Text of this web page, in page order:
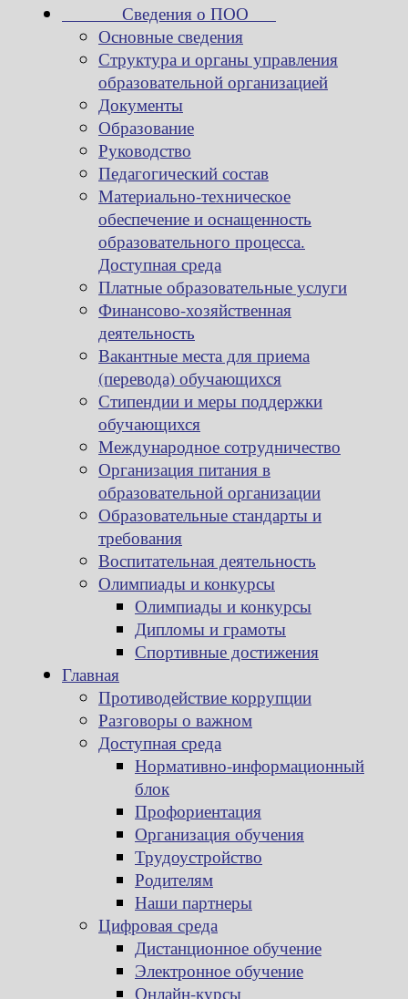
Сведения о ПОО
Основные сведения
Структура и органы управления
образовательной организацией
Документы
Образование
Руководство
Педагогический состав
Материально-техническое
обеспечение и оснащенность
образовательного процесса.
Доступная среда
Платные образовательные услуги
Финансово-хозяйственная
деятельность
Вакантные места для приема
(перевода) обучающихся
Стипендии и меры поддержки
обучающихся
Международное сотрудничество
Организация питания в
образовательной организации
Образовательные стандарты и
требования
Воспитательная деятельность
Олимпиады и конкурсы
Олимпиады и конкурсы
Дипломы и грамоты
Спортивные достижения
Главная
Противодействие коррупции
Разговоры о важном
Доступная среда
Нормативно-информационный
блок
Профориентация
Организация обучения
Трудоустройство
Родителям
Наши партнеры
Цифровая среда
Дистанционное обучение
Электронное обучение
Онлайн-курсы